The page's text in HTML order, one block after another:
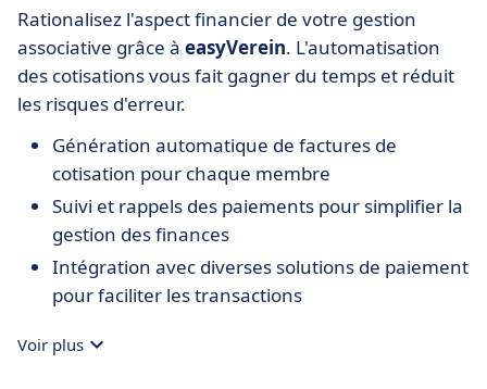
Rationalisez l'aspect financier de votre gestion
associative grâce à easyVerein. L'automatisation
des cotisations vous fait gagner du temps et réduit
les risques d'erreur.
Génération automatique de factures de
cotisation pour chaque membre
Suivi et rappels des paiements pour simplifier la
gestion des finances
Intégration avec diverses solutions de paiement
pour faciliter les transactions
Voir plus